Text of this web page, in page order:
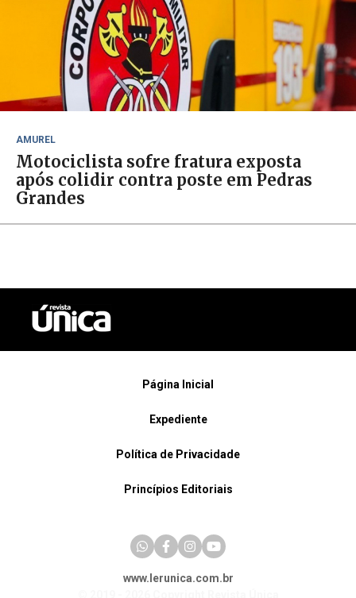
AMUREL
Motociclista sofre fratura exposta
após colidir contra poste em Pedras
Grandes
Página Inicial
Expediente
Política de Privacidade
Princípios Editoriais
www.lerunica.com.br